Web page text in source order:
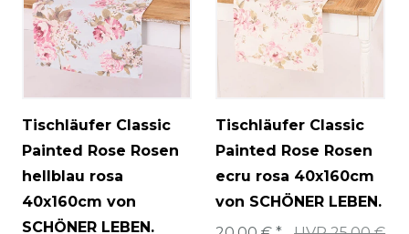
Tischläufer Classic
Painted Rose Rosen
hellblau rosa
40x160cm von
SCHÖNER LEBEN.
Tischläufer Classic
Painted Rose Rosen
ecru rosa 40x160cm
von SCHÖNER LEBEN.